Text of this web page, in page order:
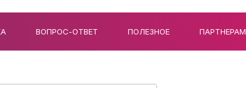
ВОПРОС-ОТВЕТ ПОЛЕЗНОЕ ПАРТНЕРАМ